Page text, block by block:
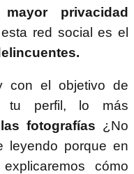
privacidad
red social es el
con el objetivo de
tu perfil, lo más
fotografías ¿No
leyendo porque en
cómo